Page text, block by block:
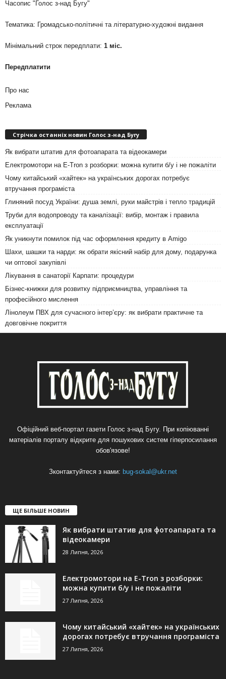
Часопис "Голос з-над Бугу"
Тематика: Громадсько-політичні та літературно-художні видання
Мінімальний строк передплати: 1 міс.
Передплатити
Про нас
Реклама
Стрічка останніх новин Голос з-над Бугу
Як вибрати штатив для фотоапарата та відеокамери
Електромотори на E-Tron з розборки: можна купити б/у і не пожаліти
Чому китайський «хайтек» на українських дорогах потребує
втручання програміста
Глиняний посуд України: душа землі, руки майстрів і тепло традицій
Труби для водопроводу та каналізації: вибір, монтаж і правила
експлуатації
Як уникнути помилок під час оформлення кредиту в Amigo
Шахи, шашки та нарди: як обрати якісний набір для дому, подарунка
чи оптової закупівлі
Лікування в санаторії Карпати: процедури
Бізнес-книжки для розвитку підприємництва, управління та
професійного мислення
Лінолеум ПВХ для сучасного інтер’єру: як вибрати практичне та
довговічне покриття
Офіційний веб-портал газети Голос з-над Бугу. При копіюванні
матеріалів порталу відкрите для пошукових систем гіперпосилання
обов'язове!
Зконтактуйтеся з нами: bug-sokal@ukr.net
ЩЕ БІЛЬШЕ НОВИН
Як вибрати штатив для фотоапарата та
відеокамери
28 Липня, 2026
Електромотори на E-Tron з розборки:
можна купити б/у і не пожаліти
27 Липня, 2026
Чому китайський «хайтек» на українських
дорогах потребує втручання програміста
27 Липня, 2026